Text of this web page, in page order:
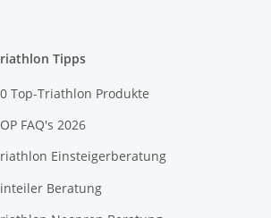
Tipps
Top-Triathlon Produkte
FAQ's 2026
Einsteigerberatung
Beratung